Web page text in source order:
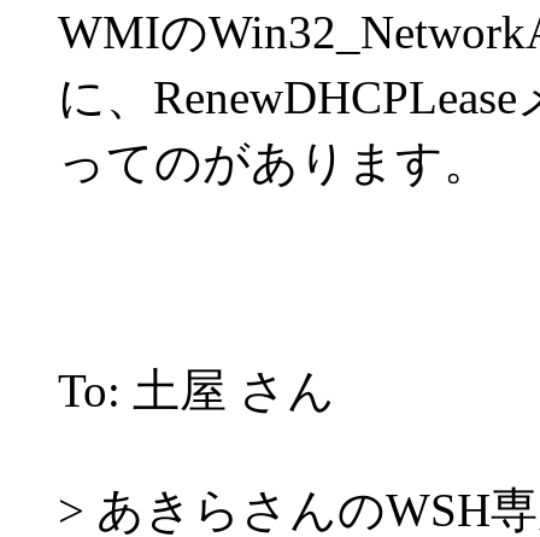
WMIの
に、
ってのがあります。
To: 土屋 さん
> あきらさんのWSH